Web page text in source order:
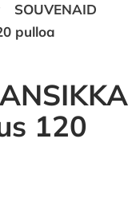
SOUVENAID
pulloa
120